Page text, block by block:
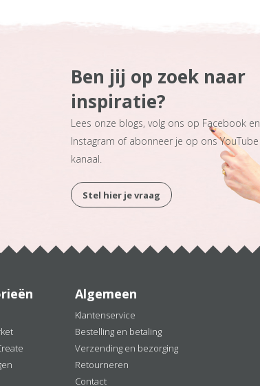
Ben jij op zoek naar
inspiratie?
Lees onze blogs, volg ons op Facebook en
Instagram of abonneer je op ons YouTube
kanaal.
Stel hier je vraag
Algemeen
Klantenservice
Bestelling en betaling
Verzending en bezorging
Retourneren
Contact